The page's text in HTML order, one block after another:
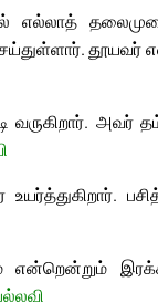
எல்லாத்
தூயவர்
வருகிறார்.
என்றென்றும்